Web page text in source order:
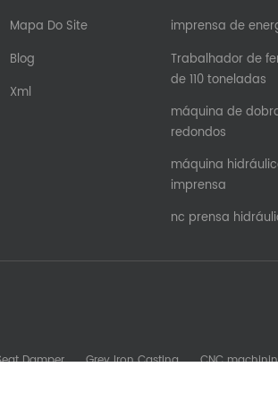
Mapa Do Site
Blog
Xml
imprensa de
Trabalhador de
de 110 toneladas
máquina de
redondos
máquina
imprensa
nc prensa
Damper Grey Iron Casting CNC